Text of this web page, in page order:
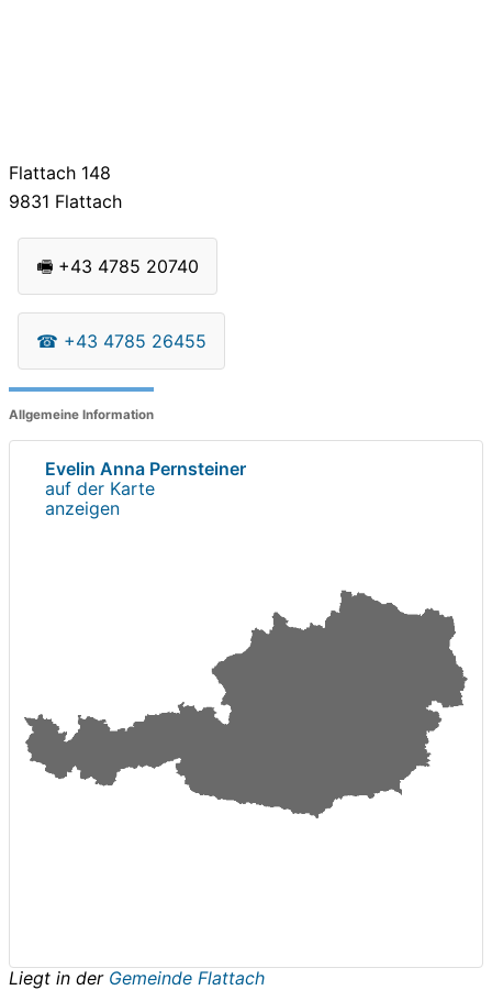
Flattach 148
9831 Flattach
🖷 +43 4785 20740
☎ +43 4785 26455
Allgemeine Information
Evelin Anna Pernsteiner
auf der Karte
anzeigen
Liegt in der Gemeinde Flattach